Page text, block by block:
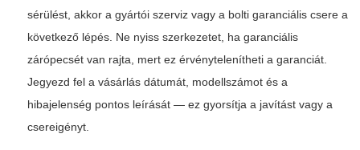
sérülést, akkor a gyártói szerviz vagy a bolti garanciális csere a
következő lépés. Ne nyiss szerkezetet, ha garanciális
zárópecsét van rajta, mert ez érvénytelenítheti a garanciát.
Jegyezd fel a vásárlás dátumát, modellszámot és a
hibajelenség pontos leírását — ez gyorsítja a javítást vagy a
csereigényt.